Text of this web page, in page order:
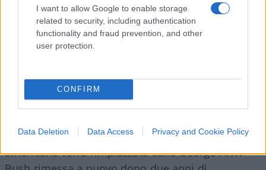
I want to allow Google to enable storage
related to security, including authentication
functionality and fraud prevention, and other
user protection.
CONFIRM
Data Deletion Data Access Privacy and Cookie Policy
consentono a Mosca di esportare il suo petrolio e
ricevere rifornimenti da Paesi che non aderiscono
all’embargo internazionale.I vascelli della Nato
ravvicinate. Dalla Truman decollano ogni giorno
tra 60 e 90 aerei per diverse missioni di
gli alleati europei. Fra pochi giorni la portaerei
americana verrà rimpiazzata dalla George H.W.